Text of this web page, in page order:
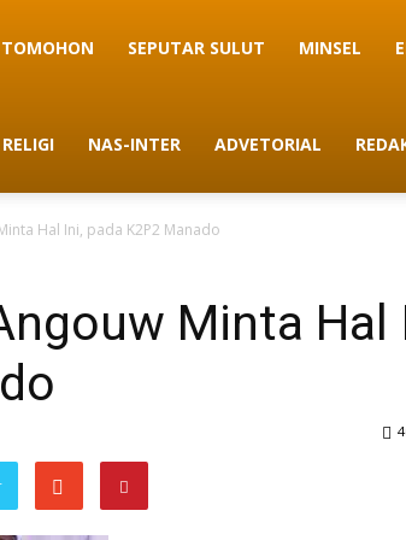
TOMOHON SEPUTAR SULUT MINSEL
RELIGI NAS-INTER ADVETORIAL
Hal Ini, pada K2P2 Manado
Minta Hal